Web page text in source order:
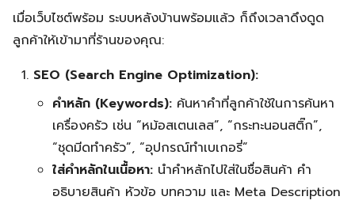
เมื่อเว็บไซต์พร้อม ระบบหลังบ้านพร้อมแล้ว ก็ถึงเวลาดึงดูด
ลูกค้าให้เข้ามาที่ร้านของคุณ:
SEO (Search Engine Optimization):
คำหลัก (Keywords):ค้นหาคำที่ลูกค้าใช้ในการค้นหา
เครื่องครัว เช่น “หม้อสเตนเลส”, “กระทะนอนสติ๊ก”,
“ชุดมีดทำครัว”, “อุปกรณ์ทำเบเกอรี่”
ใส่คำหลักในเนื้อหา:นำคำหลักไปใส่ในชื่อสินค้า คำ
อธิบายสินค้า หัวข้อ บทความ และ Meta Description